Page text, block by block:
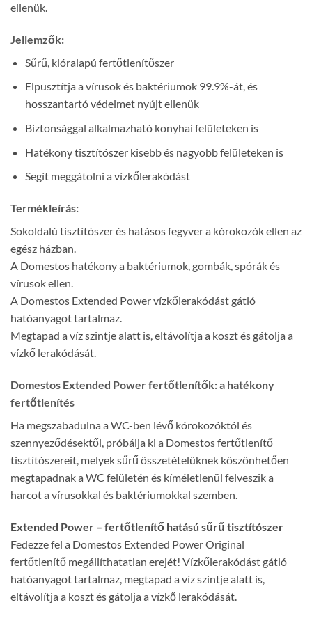
ellenük.
Jellemzők:
Sűrű, klóralapú fertőtlenítőszer
Elpusztítja a vírusok és baktériumok 99.9%-át, és
hosszantartó védelmet nyújt ellenük
Biztonsággal alkalmazható konyhai felületeken is
Hatékony tisztítószer kisebb és nagyobb felületeken is
Segít meggátolni a vízkőlerakódást
Termékleírás:
Sokoldalú tisztítószer és hatásos fegyver a kórokozók ellen az
egész házban.
A Domestos hatékony a baktériumok, gombák, spórák és
vírusok ellen.
A Domestos Extended Power vízkőlerakódást gátló
hatóanyagot tartalmaz.
Megtapad a víz szintje alatt is, eltávolítja a koszt és gátolja a
vízkő lerakódását.
Domestos Extended Power fertőtlenítők: a hatékony
fertőtlenítés
Ha megszabadulna a WC-ben lévő kórokozóktól és
szennyeződésektől, próbálja ki a Domestos fertőtlenítő
tisztítószereit, melyek sűrű összetételüknek köszönhetően
megtapadnak a WC felületén és kíméletlenül felveszik a
harcot a vírusokkal és baktériumokkal szemben.
Extended Power – fertőtlenítő hatású sűrű tisztítószer
Fedezze fel a Domestos Extended Power Original
fertőtlenítő megállíthatatlan erejét! Vízkőlerakódást gátló
hatóanyagot tartalmaz, megtapad a víz szintje alatt is,
eltávolítja a koszt és gátolja a vízkő lerakódását.